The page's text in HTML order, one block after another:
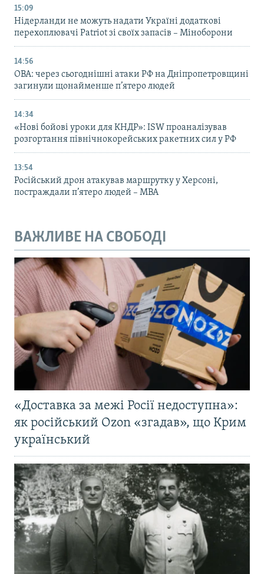
15:09
Нідерланди не можуть надати Україні додаткові
перехоплювачі Patriot зі своїх запасів – Міноборони
14:56
ОВА: через сьогоднішні атаки РФ на Дніпропетровщині
загинули щонайменше п’ятеро людей
14:34
«Нові бойові уроки для КНДР»: ISW проаналізував
розгортання північнокорейських ракетних сил у РФ
13:54
Російський дрон атакував маршрутку у Херсоні,
постраждали п’ятеро людей – МВА
ВАЖЛИВЕ НА СВОБОДІ
«Доставка за межі Росії недоступна»:
як російський Ozon «згадав», що Крим
український